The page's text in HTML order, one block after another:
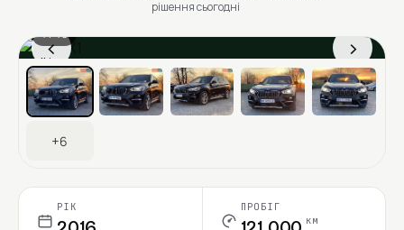
рішення сьогодні
‹ ›
1 / 13
Ціна в місяць
+6
РІК ПРОБІГ
км